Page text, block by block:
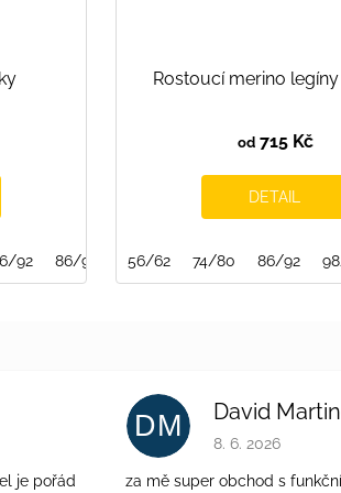
92 86/92/98
Rostoucí merino
od715 Kč
DETAIL
56/62 74/80 86/92
4 z 5 hvězdiček.
je pořád
DM David
Hodnocení
8. 6. 2026
za mě super obchod s